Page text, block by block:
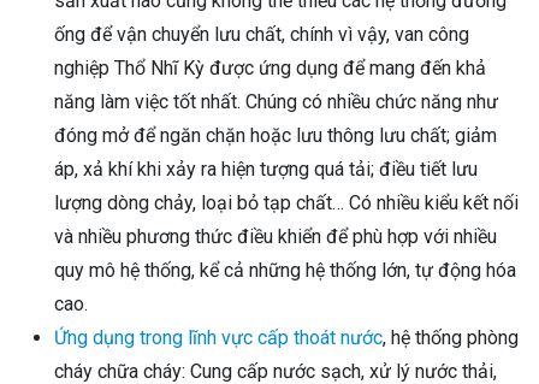
ống để vận chuyển lưu chất, chính vì vậy, van công
nghiệp Thổ Nhĩ Kỳ được ứng dụng để mang đến khả
năng làm việc tốt nhất. Chúng có nhiều chức năng như
đóng mở để ngăn chặn hoặc lưu thông lưu chất; giảm
áp, xả khí khi xảy ra hiện tượng quá tải; điều tiết lưu
lượng dòng chảy, loại bỏ tạp chất… Có nhiều kiểu kết nối
và nhiều phương thức điều khiển để phù hợp với nhiều
quy mô hệ thống, kể cả những hệ thống lớn, tự động hóa
cao.
Ứng dụng trong lĩnh vực cấp thoát nước, hệ thống phòng
cháy chữa cháy: Cung cấp nước sạch, xử lý nước thải,